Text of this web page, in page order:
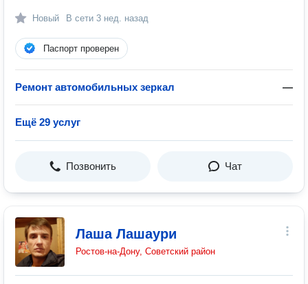
Новый В сети 3 нед. назад
Паспорт проверен
Ремонт автомобильных зеркал —
Ещё 29 услуг
Позвонить Чат
Лаша Лашаури
Ростов-на-Дону, Советский район